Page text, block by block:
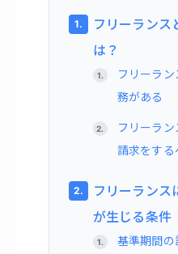
フリーランス
は？
フリーラ
務がある
フリーラ
請求をする
フリーランス
が生じる条件
基準期間